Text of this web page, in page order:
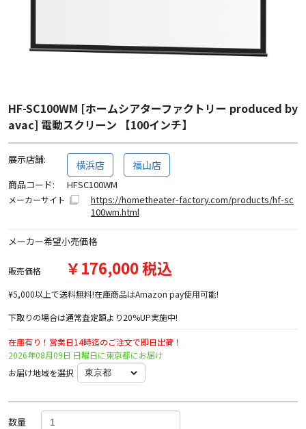
HF-SC100WM [ホームシアターファクトリー produced by
avac] 電動スクリーン 【100インチ】
展示店舗: 横浜店 福山店
商品コード: HFSC100WM
メーカーサイト
https://hometheater-factory.com/products/hf-sc
100wm.html
メーカー希望小売価格
販売価格 ￥176,000 税込
¥5,000以上で送料無料!在庫商品はAmazon pay使用可能!
下取りの場合は通常査定額より20%UP実施中!
在庫有り！営業日14時迄のご注文で即日出荷！
2026年08月09日 日曜日に東京都にお届け
お届け地域を選択
数量